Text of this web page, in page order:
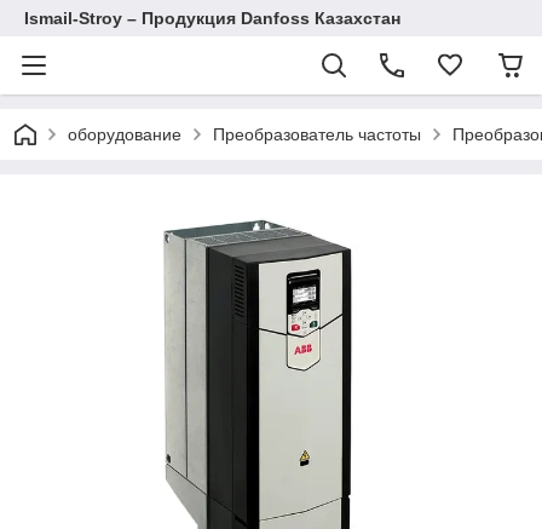
Ismail-Stroy – Продукция Danfoss Казахстан
оборудование Преобразователь частоты